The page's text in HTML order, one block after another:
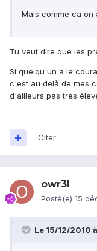
Mais comme ca on
Tu veut dire que les
Si quelqu'un a le
c'est au delà de mes
d'ailleurs pas très
Citer
owr3l
Posté(e) 15
Le 15/12/2010